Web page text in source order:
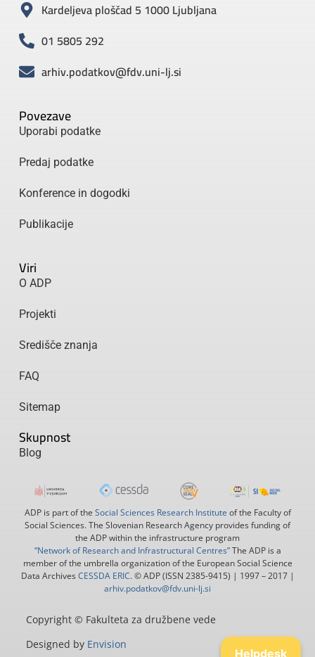
Helpdesk
Povezave
Uporabi podatke
Predaj podatke
Konference in dogodki
Publikacije
Viri
O ADP
Projekti
Središče znanja
FAQ
Sitemap
Skupnost
Blog
Kardeljeva ploščad 5 1000 Ljubljana
01 5805 292
arhiv.podatkov@fdv.uni-lj.si
Copyright © Fakulteta za družbene vede
Designed by Envision
ADP is part of the Social Sciences Research Institute of the Faculty of
Social Sciences. The Slovenian Research Agency provides funding of
the ADP within the infrastructure program
“Network of Research and Infrastructural Centres”The ADP is a
member of the umbrella organization of the European Social Science
Data Archives CESSDA ERIC. © ADP (ISSN 2385-9415) | 1997 – 2017 |
arhiv.podatkov@fdv.uni-lj.si